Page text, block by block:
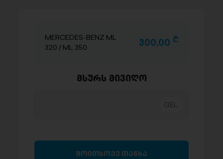
MERCEDES-BENZ ML
320 / ML 350
300,00 D
მსურს მივიღო
მოითხოვე თანხა